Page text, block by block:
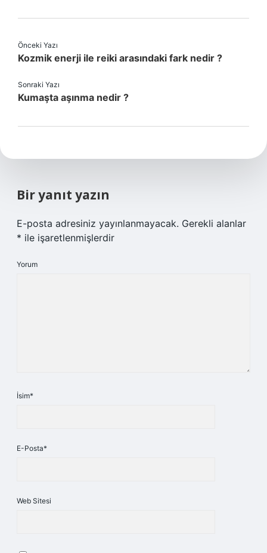
Önceki Yazı
Kozmik enerji ile reiki arasındaki fark nedir ?
Sonraki Yazı
Kumaşta aşınma nedir ?
Bir yanıt yazın
E-posta adresiniz yayınlanmayacak. Gerekli alanlar
* ile işaretlenmişlerdir
Yorum
İsim*
E-Posta*
Web Sitesi